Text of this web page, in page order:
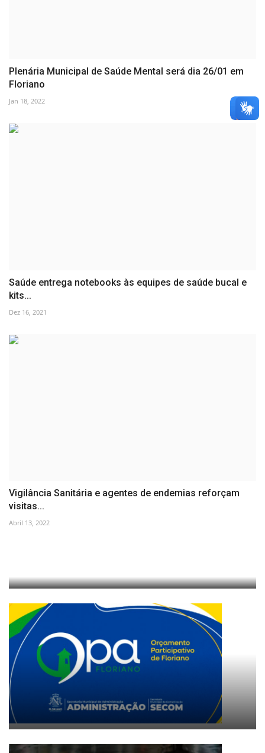
Plenária Municipal de Saúde Mental será dia 26/01 em
Floriano
Jan 18, 2022
Saúde entrega notebooks às equipes de saúde bucal e
kits...
Dez 16, 2021
Vigilância Sanitária e agentes de endemias reforçam
visitas...
Abril 13, 2022